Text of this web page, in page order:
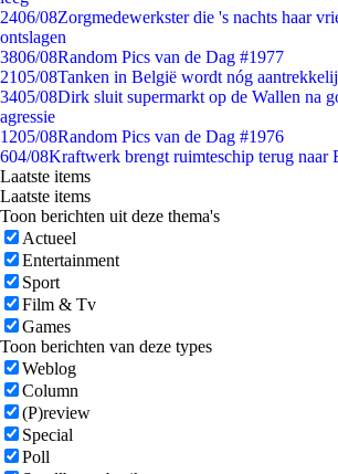
2406/08Zorgmedewerkster die 's nachts haar
ontslagen
3806/08Random Pics van de Dag #1977
2105/08Tanken in België wordt nóg
3405/08Dirk sluit supermarkt op de Wallen na
agressie
1205/08Random Pics van de Dag #1976
604/08Kraftwerk brengt ruimteschip terug naar
Laatste items
Laatste items
Toon berichten uit deze thema's
Actueel
Entertainment
Sport
Film & Tv
Games
Toon berichten van deze types
Weblog
Column
(P)review
Special
Poll